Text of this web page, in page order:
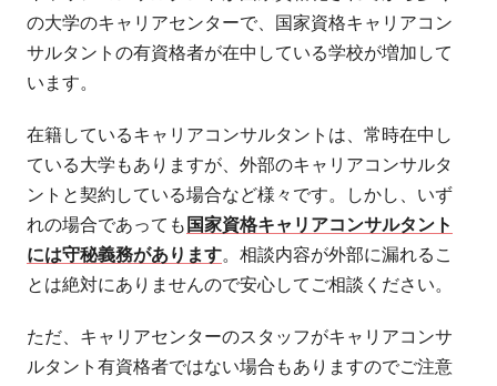
の大学のキャリアセンターで、国家資格キャリアコン
サルタントの有資格者が在中している学校が増加して
います。
在籍しているキャリアコンサルタントは、常時在中し
ている大学もありますが、外部のキャリアコンサルタ
ントと契約している場合など様々です。しかし、いず
れの場合であっても 国家資格キャリアコンサルタント
には守秘義務があります。相談内容が外部に漏れるこ
とは絶対にありませんので安心してご相談ください。
ただ、キャリアセンターのスタッフがキャリアコンサ
ルタント有資格者ではない場合もありますのでご注意